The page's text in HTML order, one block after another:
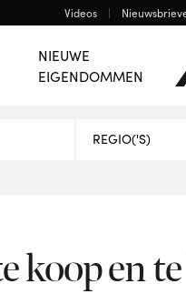
Videos
NIEUWE
EIGENDOMMEN
Bergen
koop en